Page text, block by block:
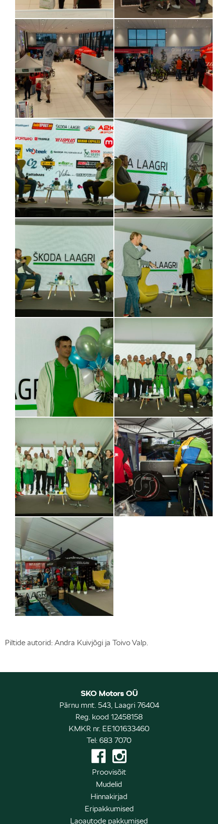
Piltide autorid: Andra Kuivjõgi ja Toivo Valp.
SKO Motors OÜ
Pärnu mnt. 543, Laagri 76404
Reg. kood 12458158
KMKR nr. EE101633460
Tel: 683 7070
Proovisõit
Mudelid
Hinnakirjad
Eripakkumised
Laoautode pakkumised